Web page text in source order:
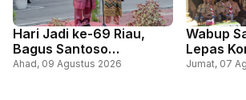
Hari Jadi ke-69 Riau,
Bagus Santoso
Tegaskan Komitmen
Ahad, 09 Agustus 2026
Wabup
Lepas
Cabang
Jumat, 07